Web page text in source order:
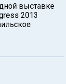
выставке
2013